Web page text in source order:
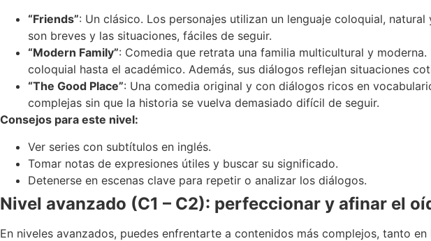
“Friends”: Un clásico. Los personajes utilizan un lenguaje coloquial,
son breves y las situaciones, fáciles de seguir.
“Modern Family”: Comedia que retrata una familia multicultural y
coloquial hasta el académico. Además, sus diálogos reflejan situaciones
“The Good Place”: Una comedia original y con diálogos ricos en
complejas sin que la historia se vuelva demasiado difícil de seguir.
Consejos para este nivel:
Ver series con subtítulos en inglés.
Tomar notas de expresiones útiles y buscar su significado.
Detenerse en escenas clave para repetir o analizar los diálogos.
Nivel avanzado (C1 – C2): perfeccionar y afinar el
En niveles avanzados, puedes enfrentarte a contenidos más complejos, tanto